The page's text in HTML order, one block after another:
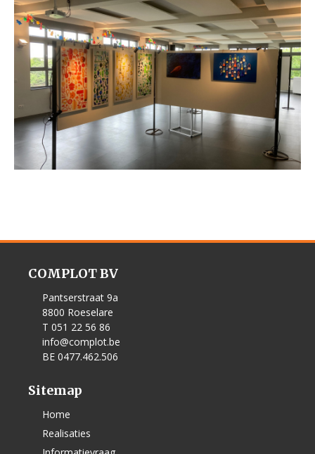
COMPLOT BV
Pantserstraat 9a
8800 Roeselare
T 051 22 56 86
info@complot.be
BE 0477.462.506
Sitemap
Home
Realisaties